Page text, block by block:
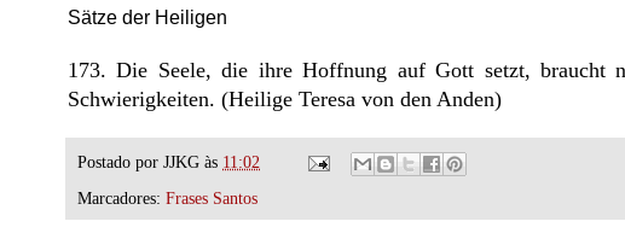
Sätze der Heiligen
173. Die Seele, die ihre Hoffnung auf Gott setzt, braucht
Schwierigkeiten. (Heilige Teresa von den Anden)
Postado por JJKG às 11:02
Marcadores: Frases Santos